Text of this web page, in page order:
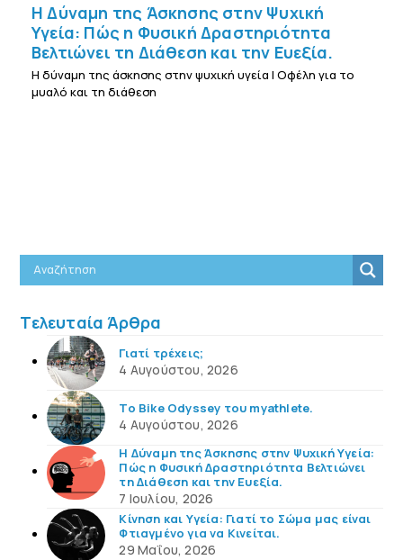
Η Δύναμη της Άσκησης στην Ψυχική
Υγεία: Πώς η Φυσική Δραστηριότητα
Βελτιώνει τη Διάθεση και την Ευεξία.
Η δύναμη της άσκησης στην ψυχική υγεία | Οφέλη για το
μυαλό και τη διάθεση
Τελευταία Άρθρα
Γιατί τρέχεις;
4 Αυγούστου, 2026
Το Bike Odyssey του myathlete.
4 Αυγούστου, 2026
Η Δύναμη της Άσκησης στην Ψυχική Υγεία:
Πώς η Φυσική Δραστηριότητα Βελτιώνει
τη Διάθεση και την Ευεξία.
7 Ιουλίου, 2026
Κίνηση και Υγεία: Γιατί το Σώμα μας είναι
Φτιαγμένο για να Κινείται.
29 Μαΐου, 2026